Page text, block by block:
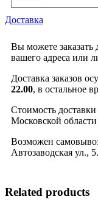
Доставка
Вы можете заказать
вашего адреса или
Доставка заказов
22.00, в остальное
Стоимость
Московской
Возможен
Автозаводская ул., 5.
Related products